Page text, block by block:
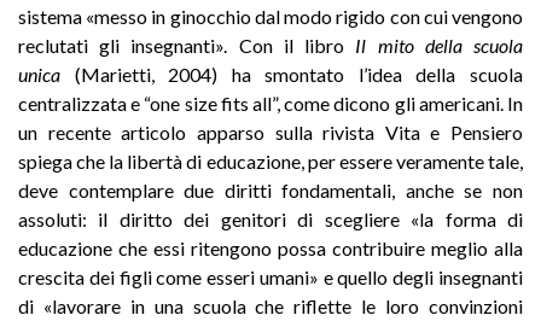
sistema «messo in ginocchio dal modo rigido con cui vengono
reclutati gli insegnanti». Con il libro Il mito della scuola
unica (Marietti, 2004) ha smontato l’idea della scuola
centralizzata e “one size fits all”, come dicono gli americani. In
un recente articolo apparso sulla rivista Vita e Pensiero
spiega che la libertà di educazione, per essere veramente tale,
deve contemplare due diritti fondamentali, anche se non
assoluti: il diritto dei genitori di scegliere «la forma di
educazione che essi ritengono possa contribuire meglio alla
crescita dei figli come esseri umani» e quello degli insegnanti
di «lavorare in una scuola che riflette le loro convinzioni